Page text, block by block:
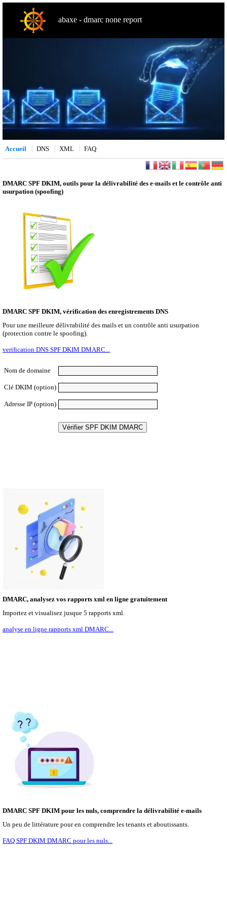
abaxe - dmarc none report
Accueil DNS XML FAQ
DMARC SPF DKIM, outils pour la délivrabilité des e-mails et le contrôle anti
usurpation (spoofing)
DMARC SPF DKIM, vérification des enregistrements DNS
Pour une meilleure délivrabilité des mails et un contrôle anti usurpation
(protection contre le spoofing).
verification DNS SPF DKIM DMARC...
Nom de domaine
Clé DKIM (option)
Adresse IP (option)
DMARC, analysez vos rapports xml en ligne gratuitement
Importez et visualisez jusque 5 rapports xml.
analyse en ligne rapports xml DMARC...
DMARC SPF DKIM pour les nuls, comprendre la délivrabilité e-mails
Un peu de littérature pour en comprendre les tenants et aboutissants.
FAQ SPF DKIM DMARC pour les nuls...